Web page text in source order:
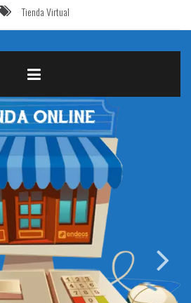
Tienda Virtual